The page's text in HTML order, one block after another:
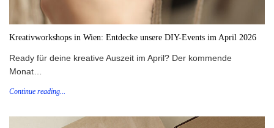
Kreativworkshops in Wien: Entdecke unsere DIY-Events im April 2026
Ready für deine kreative Auszeit im April? Der kommende
Monat…
Continue reading...